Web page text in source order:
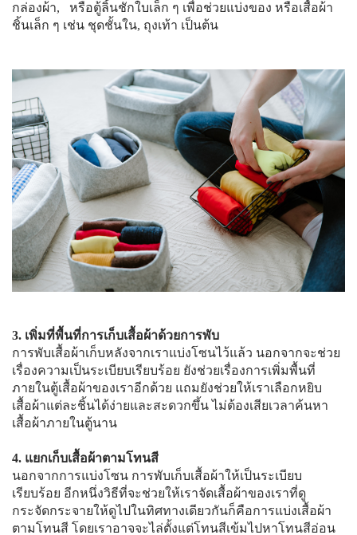
กล่องผ้า, หรือตู้ลิ้นชักใบเล็ก ๆ เพื่อช่วยแบ่งของ หรือเสื้อผ้า
ชิ้นเล็ก ๆ เช่น ชุดชั้นใน, ถุงเท้า เป็นต้น
3. เพิ่มที่พื้นที่การเก็บเสื้อผ้าด้วยการพับ
การพับเสื้อผ้าเก็บหลังจากเราแบ่งโซนไว้แล้ว นอกจากจะช่วย
เรื่องความเป็นระเบียบเรียบร้อย ยังช่วยเรื่องการเพิ่มพื้นที่
ภายในตู้เสื้อผ้าของเราอีกด้วย แถมยังช่วยให้เราเลือกหยิบ
เสื้อผ้าแต่ละชิ้นได้ง่ายและสะดวกขึ้น ไม่ต้องเสียเวลาค้นหา
เสื้อผ้าภายในตู้นาน
4. แยกเก็บเสื้อผ้าตามโทนสี
นอกจากการแบ่งโซน การพับเก็บเสื้อผ้าให้เป็นระเบียบ
เรียบร้อย อีกหนึ่งวิธีที่จะช่วยให้เราจัดเสื้อผ้าของเราที่ดู
กระจัดกระจายให้ดูไปในทิศทางเดียวกันก็คือการแบ่งเสื้อผ้า
ตามโทนสี โดยเราอาจจะไล่ตั้งแต่โทนสีเข้มไปหาโทนสีอ่อน